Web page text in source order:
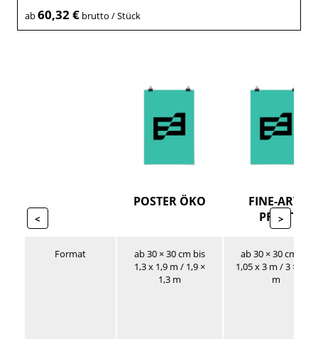
ab60,32 €brutto / Stück
< >
POSTER ÖKO
FINE-ART-
PRINT
Format
ab 30 × 30 cm bis
1,3 x 1,9 m / 1,9 ×
1,3 m
ab 30 × 30 cm bis
1,05 x 3 m / 3 × 1,05
m